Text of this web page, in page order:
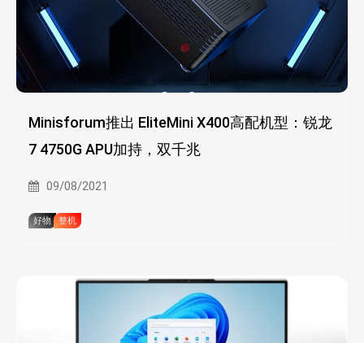
Minisforum推出 EliteMini X400高配机型：锐龙
7 4750G APU加持，双千兆
09/08/2021
好物 整机